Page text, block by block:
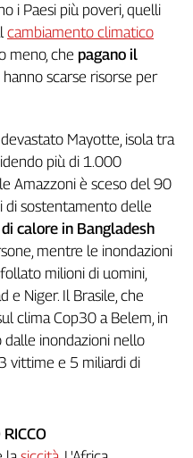
i Paesi più poveri, quelli
cambiamento climatico
meno, che pagano il
hanno scarse risorse per
Mayotte, isola tra
più di 1.000
Amazzoni è sceso del 90
di sostentamento delle
calore in Bangladesh
mentre le inondazioni
milioni di uomini,
e Niger. Il Brasile, che
clima Cop30 a Belem, in
dalle inondazioni nello
vittime e 5 miliardi di